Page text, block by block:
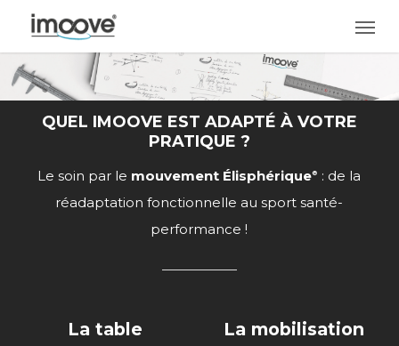
main
content
QUEL IMOOVE EST ADAPTÉ À VOTRE
PRATIQUE ?
Le soin par le mouvement Élisphérique®
: de la
réadaptation fonctionnelle au sport santé-
performance !
La table
La mobilisation